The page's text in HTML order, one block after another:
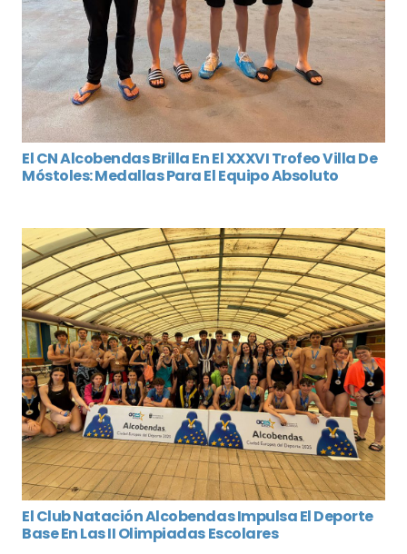
El CN Alcobendas Brilla En El XXXVI Trofeo Villa De
Móstoles: Medallas Para El Equipo Absoluto
El Club Natación Alcobendas Impulsa El Deporte
Base En Las II Olimpiadas Escolares